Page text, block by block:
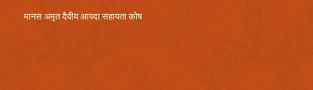
मानस अमृत दैवीय आपदा सहायता कोष